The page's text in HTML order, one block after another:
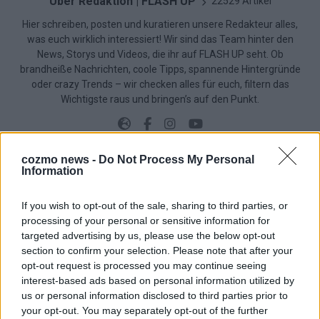
cozmo news - Do Not Process My Personal
Information
If you wish to opt-out of the sale, sharing to third parties, or
processing of your personal or sensitive information for
targeted advertising by us, please use the below opt-out
section to confirm your selection. Please note that after your
opt-out request is processed you may continue seeing
interest-based ads based on personal information utilized by
us or personal information disclosed to third parties prior to
your opt-out. You may separately opt-out of the further
Hier schreiben, posten und kuratieren unsere Redakteur alles,
was euch wirklich interessiert! Wir sind das Team hinter den
News, Storys und Videos, die ihr auf FLASH UP seht. Ob
brandheiße Nachrichten, coole Tipps, spannende Hintergründe
oder crazy Trends – wir checken alles für euch, filtern das
Wichtigste raus und bringen’s auf den Punkt.
Monaco, Sallys Café, Westernbrauerei – der
Europa-Park 2026 macht vieles neu
EXTRA
Juni 2026